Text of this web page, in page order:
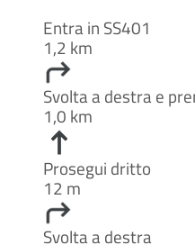
Entra in SS401
1,2 km
Svolta a destra e
1,0 km
Prosegui dritto
12 m
Svolta a destra